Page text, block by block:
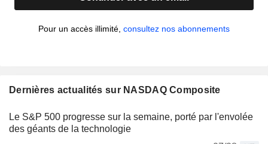
Pour un accès illimité, consultez nos abonnements
Dernières actualités sur NASDAQ Composite
Le S&P 500 progresse sur la semaine, porté par l'envolée
des géants de la technologie